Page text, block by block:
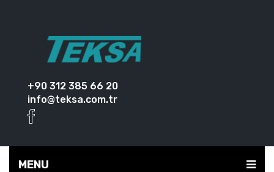
+90 312 385 66 20
info@teksa.com.tr
MENU